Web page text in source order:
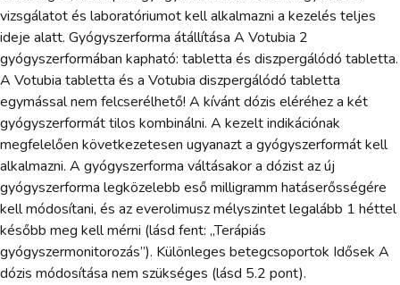
vizsgálatot és laboratóriumot kell alkalmazni a kezelés teljes
ideje alatt. Gyógyszerforma átállítása A Votubia 2
gyógyszerformában kapható: tabletta és diszpergálódó tabletta.
A Votubia tabletta és a Votubia diszpergálódó tabletta
egymással nem felcserélhető! A kívánt dózis eléréhez a két
gyógyszerformát tilos kombinálni. A kezelt indikációnak
megfelelően következetesen ugyanazt a gyógyszerformát kell
alkalmazni. A gyógyszerforma váltásakor a dózist az új
gyógyszerforma legközelebb eső milligramm hatáserősségére
kell módosítani, és az everolimusz mélyszintet legalább 1 héttel
később meg kell mérni (lásd fent: „Terápiás
gyógyszermonitorozás”). Különleges betegcsoportok Idősek A
dózis módosítása nem szükséges (lásd 5.2 pont).